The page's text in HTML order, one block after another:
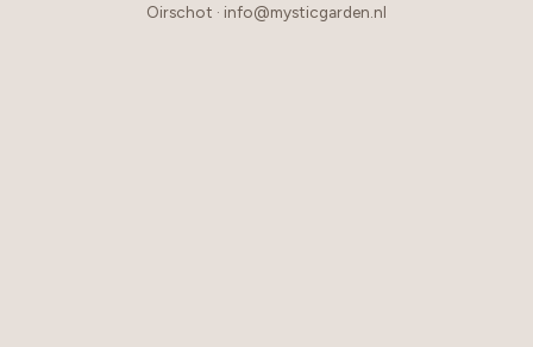
Oirschot · info@mysticgarden.nl